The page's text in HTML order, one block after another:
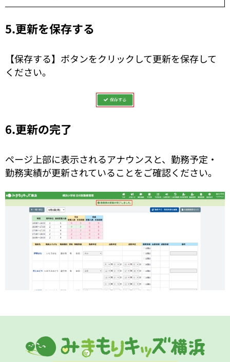
5.更新を保存する
【保存する】ボタンをクリックして更新を保存して
ください。
6.更新の完了
ページ上部に表示されるアナウンスと、勤務予定・
勤務実績が更新されていることをご確認ください。